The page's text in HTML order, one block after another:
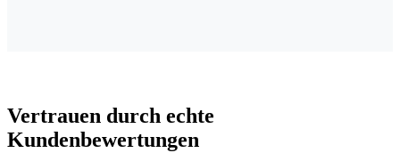
Vertrauen durch echte
Kundenbewertungen